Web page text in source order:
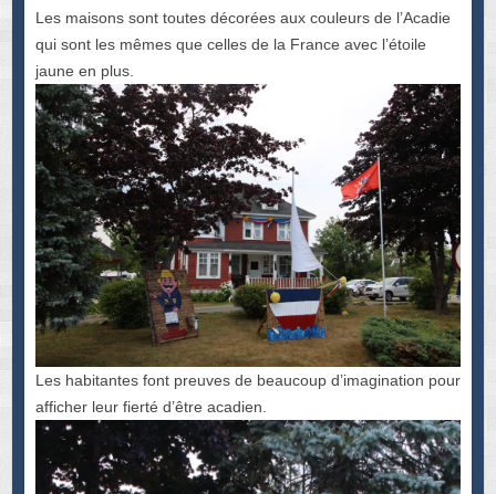
Les maisons sont toutes décorées aux couleurs de l’Acadie
qui sont les mêmes que celles de la France avec l’étoile
jaune en plus.
Les habitantes font preuves de beaucoup d’imagination pour
afficher leur fierté d’être acadien.